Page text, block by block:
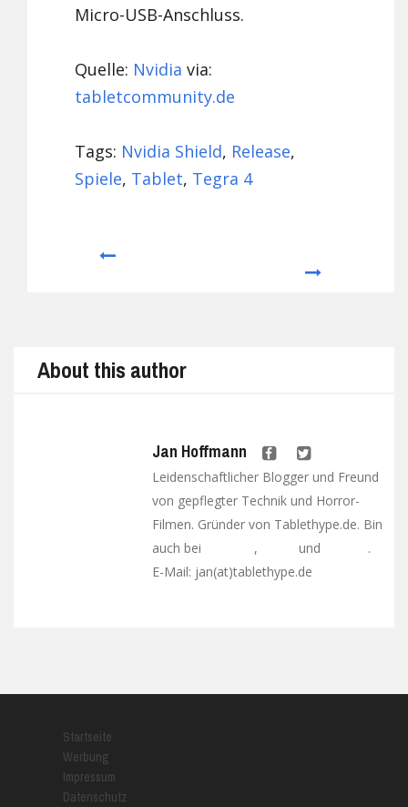
Micro-USB-Anschluss.
Quelle: Nvidia via:
tabletcommunity.de
Tags: Nvidia Shield, Release,
Spiele, Tablet, Tegra 4
About this author
Jan Hoffmann
Leidenschaftlicher Blogger und Freund
von gepflegter Technik und Horror-
Filmen. Gründer von Tablethype.de. Bin
auch bei
, und
.
E-Mail: jan(at)tablethype.de
Startseite
Werbung
Impressum
Datenschutz